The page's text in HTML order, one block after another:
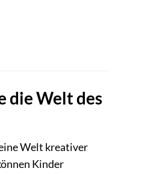
die Welt des
Welt kreativer
Kinder